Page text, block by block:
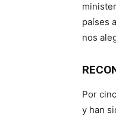
países
nos
Por
y han